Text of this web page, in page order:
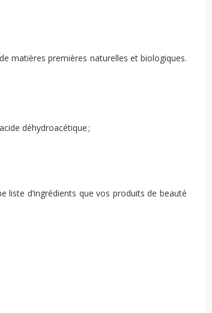
matières premières naturelles et biologiques.
déhydroacétique ;
liste d’ingrédients que vos produits de beauté